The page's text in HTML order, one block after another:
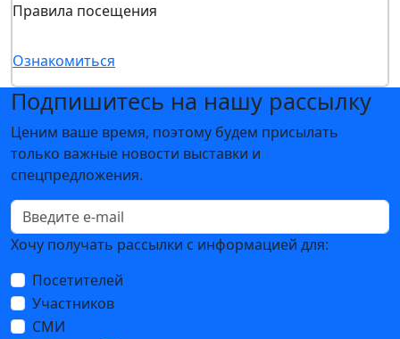
Правила посещения
Ознакомиться
Подпишитесь на нашу рассылку
Ценим ваше время, поэтому будем присылать
только важные новости выставки и
спецпредложения.
Хочу получать рассылки с информацией для:
Посетителей
Участников
СМИ